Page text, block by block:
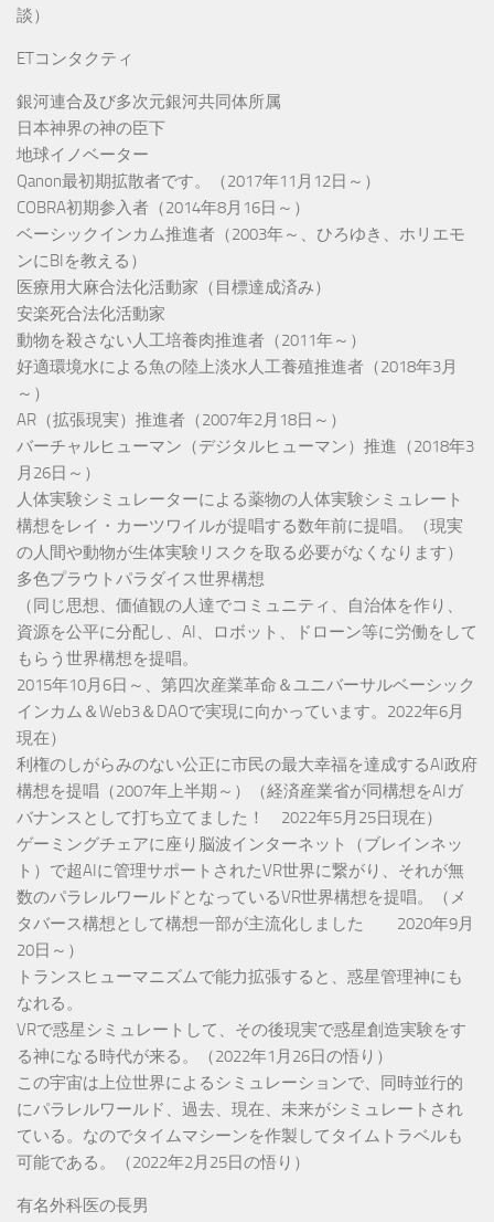
談）
ETコンタクティ
銀河連合及び多次元銀河共同体所属
日本神界の神の臣下
地球イノベーター
Qanon最初期拡散者です。（2017年11月12日～）
COBRA初期参入者（2014年8月16日～）
ベーシックインカム推進者（2003年～、ひろゆき、ホリエモ
ンにBIを教える）
医療用大麻合法化活動家（目標達成済み）
安楽死合法化活動家
動物を殺さない人工培養肉推進者（2011年～）
好適環境水による魚の陸上淡水人工養殖推進者（2018年3月
～）
AR（拡張現実）推進者（2007年2月18日～）
バーチャルヒューマン（デジタルヒューマン）推進（2018年3
月26日～）
人体実験シミュレーターによる薬物の人体実験シミュレート
構想をレイ・カーツワイルが提唱する数年前に提唱。（現実
の人間や動物が生体実験リスクを取る必要がなくなります）
多色プラウトパラダイス世界構想
（同じ思想、価値観の人達でコミュニティ、自治体を作り、
資源を公平に分配し、AI、ロボット、ドローン等に労働をして
もらう世界構想を提唱。
2015年10月6日～、第四次産業革命＆ユニバーサルベーシック
インカム＆Web3＆DAOで実現に向かっています。2022年6月
現在）
利権のしがらみのない公正に市民の最大幸福を達成するAI政府
構想を提唱（2007年上半期～）（経済産業省が同構想をAIガ
バナンスとして打ち立てました！ 2022年5月25日現在）
ゲーミングチェアに座り脳波インターネット（ブレインネッ
ト）で超AIに管理サポートされたVR世界に繋がり、それが無
数のパラレルワールドとなっているVR世界構想を提唱。（メ
タバース構想として構想一部が主流化しました 2020年9月
20日～）
トランスヒューマニズムで能力拡張すると、惑星管理神にも
なれる。
VRで惑星シミュレートして、その後現実で惑星創造実験をす
る神になる時代が来る。（2022年1月26日の悟り）
この宇宙は上位世界によるシミュレーションで、同時並行的
にパラレルワールド、過去、現在、未来がシミュレートされ
ている。なのでタイムマシーンを作製してタイムトラベルも
可能である。（2022年2月25日の悟り）
有名外科医の長男